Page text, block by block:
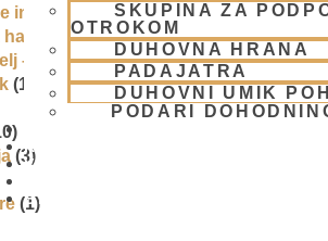
SKUPINA ZA
OTROKOM
DUHOVNA HRANA
PADAJATRA
DUHOVNI UMIK
PODARI
KOLEDAR
VAŠA VPRAŠANJA
BLOG
in narava
(17)
hatte in sange po Sloveniji(1)
– Šrila Prabhupada(9)
(1)
(3)
(1)